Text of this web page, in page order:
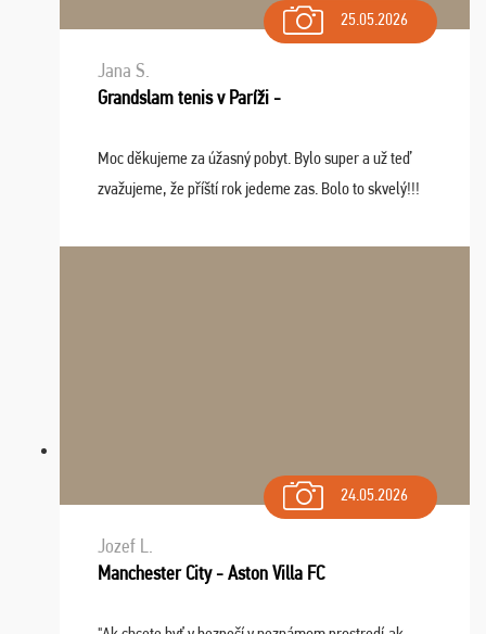
25.05.2026
Jana S.
Grandslam tenis v Paríži -
Moc děkujeme za úžasný pobyt. Bylo super a už teď
zvažujeme, že příští rok jedeme zas. Bolo to skvelý!!!
24.05.2026
Jozef L.
Manchester City - Aston Villa FC